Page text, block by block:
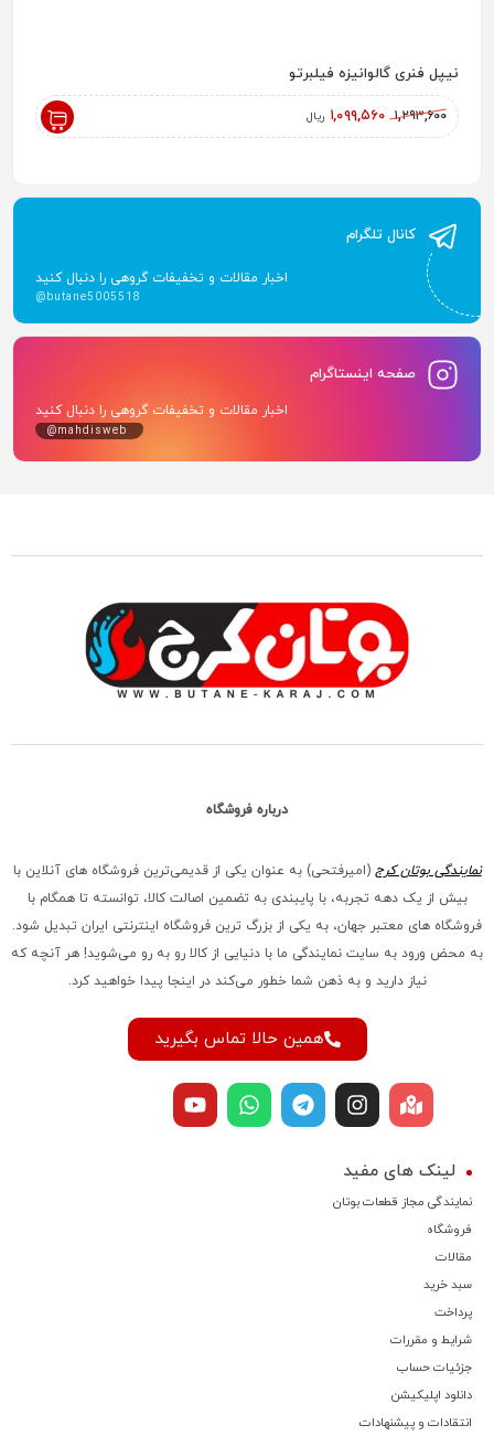
نیپل فنری گالوانیزه فیلبرتو
۱,۲۹۳,۶۰۰ ۱,۰۹۹,۵۶۰ ریال
کانال تلگرام
اخبار مقالات و تخفیفات گروهی را دنبال کنید
@butane5005518
صفحه اینستاگرام
اخبار مقالات و تخفیفات گروهی را دنبال کنید
@mahdisweb
درباره فروشگاه
نمایندگی بوتان کرج (امیرفتحی) به عنوان یکی از قدیمی‌ترین فروشگاه های آنلاین با
بیش از یک دهه تجربه، با پایبندی به تضمین اصالت کالا، توانسته تا همگام با
فروشگاه‌ های معتبر جهان، به یکی از بزرگ‌ ترین فروشگاه اینترنتی ایران تبدیل شود.
به محض ورود به سایت نمایندگی ما با دنیایی از کالا رو به رو می‌شوید! هر آنچه که
نیاز دارید و به ذهن شما خطور می‌کند در اینجا پیدا خواهید کرد.
همین حالا تماس بگیرید
لینک های مفید
نمایندگی مجاز قطعات بوتان
فروشگاه
مقالات
سبد خرید
پرداخت
شرایط و مقررات
جزئیات حساب
دانلود اپلیکیشن
انتقادات و پیشنهادات